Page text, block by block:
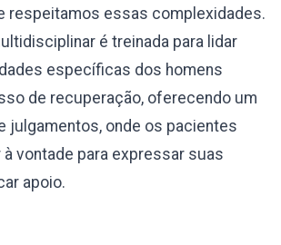
respeitamos essas complexidades.
é treinada para lidar
específicas dos homens
de recuperação, oferecendo um
julgamentos, onde os pacientes
vontade para expressar suas
apoio.